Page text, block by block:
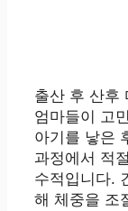
출산 후 산후
엄마들이 고
아기를 낳은
과정에서 적
수적입니다.
해 체중을 조